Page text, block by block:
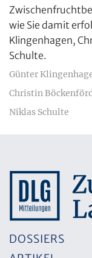
wie Sie damit
Klingenhagen,
Schulte.
Günter
Christin
Niklas Schulte
DOSSIERS